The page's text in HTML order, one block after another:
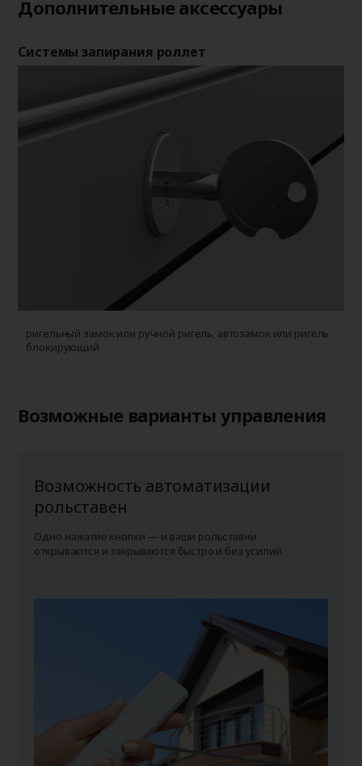
Дополнительные аксессуары
Системы запирания роллет
ригельный замок или ручной ригель, автозамок или ригель
блокирующий
Возможные варианты управления
Возможность автоматизации
рольставен
Одно нажатие кнопки — и ваши рольставни
открываются и закрываются быстро и без усилий.